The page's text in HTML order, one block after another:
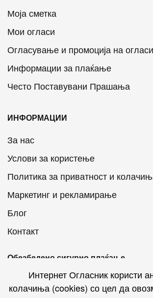
Моја сметка
Мои огласи
Огласување и промоција на огласи
Информации за плаќање
Често Поставувани Прашања
ИНФОРМАЦИИ
За нас
Услови за користење
Политика за приватност и
Маркетинг и рекламирање
Блог
Контакт
Обезбедено сигурно плаќање
Интернет Огласник користи
колачиња (cookies) со цел да